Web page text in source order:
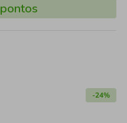
pontos
-24%